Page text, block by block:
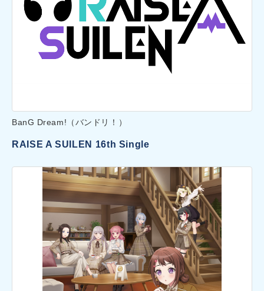
BanG Dream!（バンドリ！）
RAISE A SUILEN 16th Single